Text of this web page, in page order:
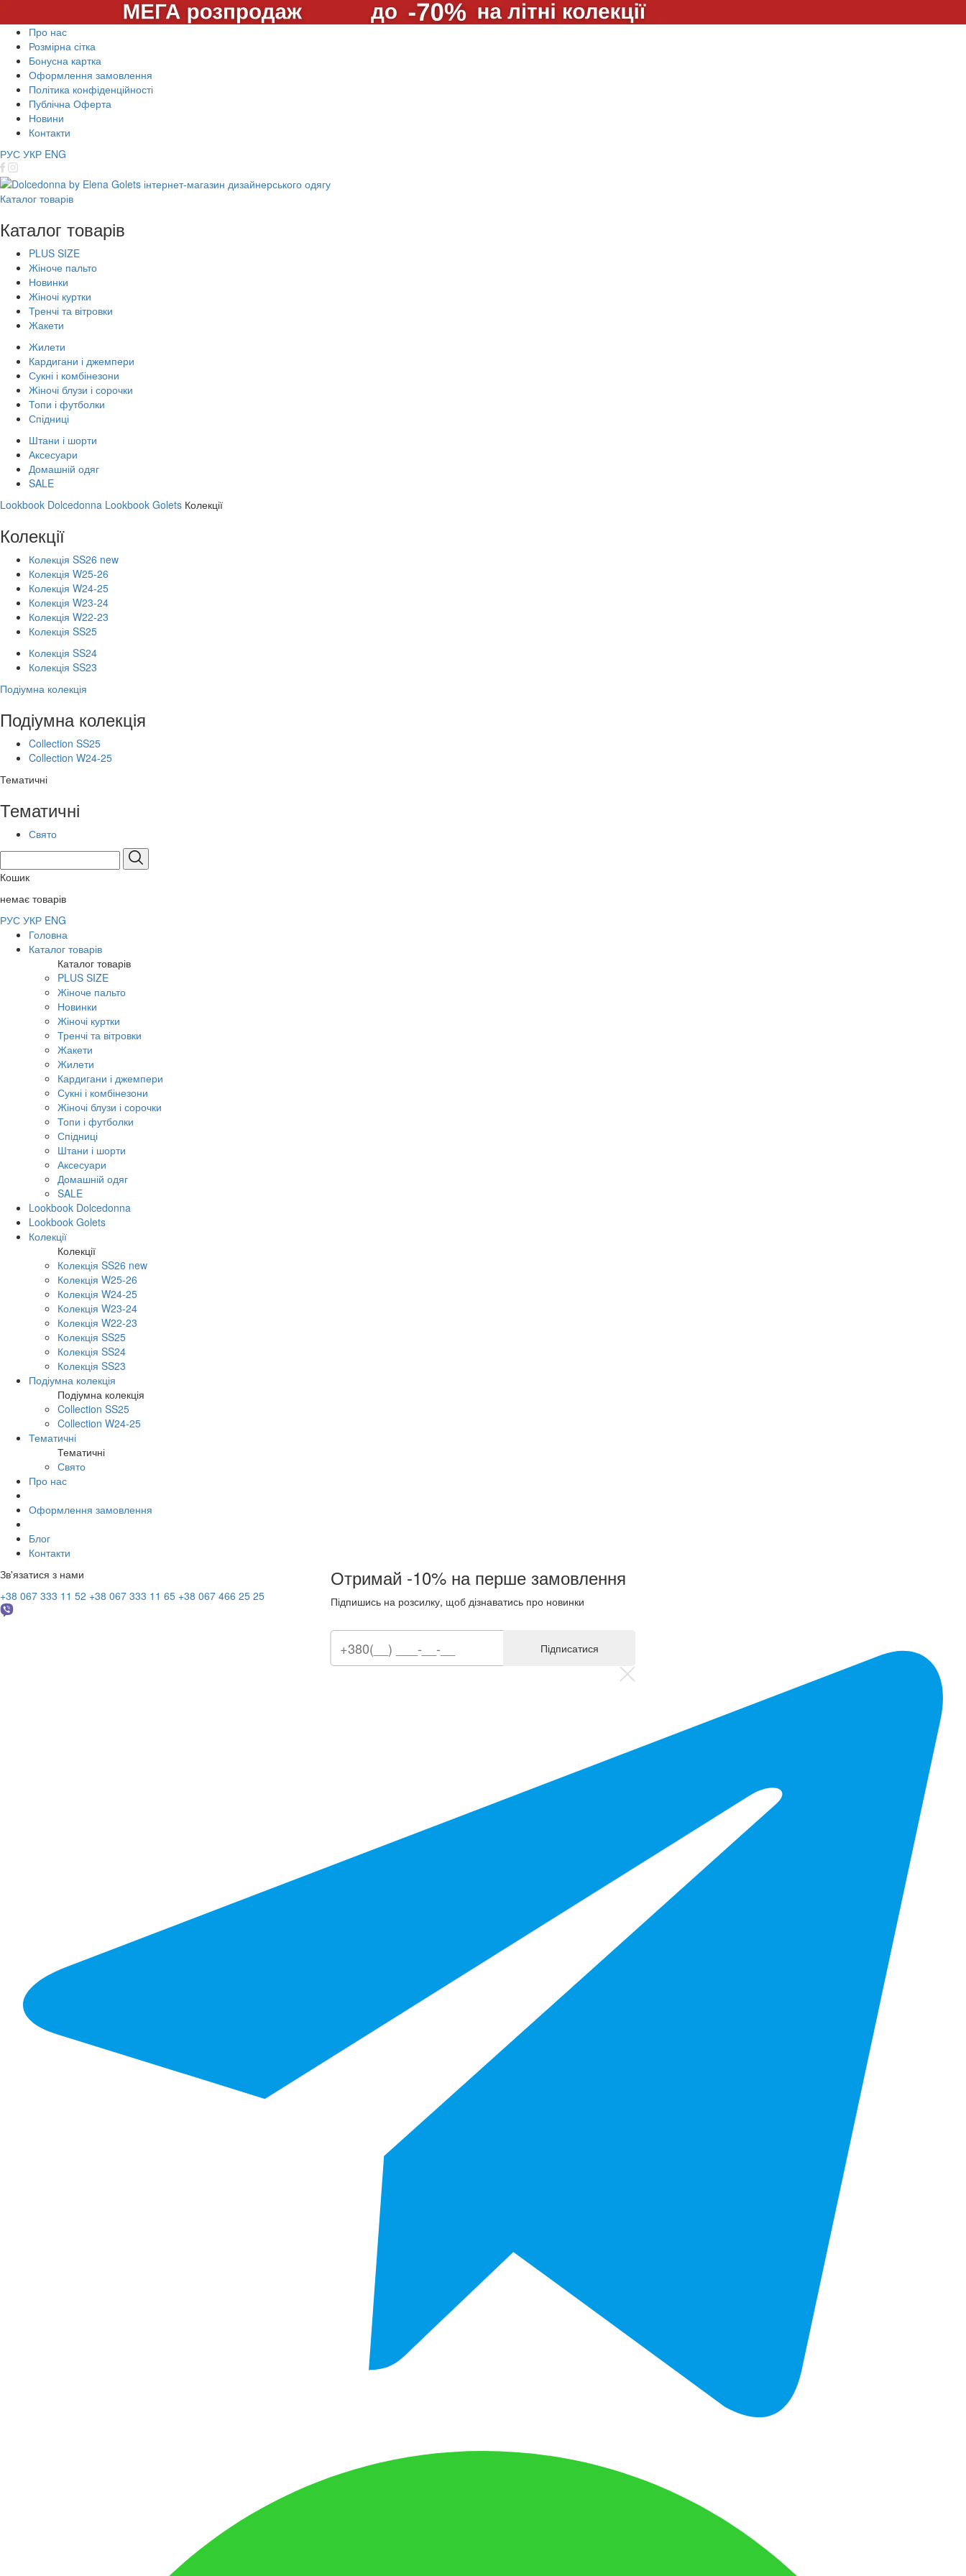
Про нас
Розмірна сітка
Бонусна картка
Оформлення замовлення
Політика конфіденційності
Публічна Оферта
Новини
Контакти
РУС УКР ENG
Каталог товарів
Каталог товарів
PLUS SIZE
Жіноче пальто
Новинки
Жіночі куртки
Тренчі та вітровки
Жакети
Жилети
Кардигани і джемпери
Сукні і комбінезони
Жіночі блузи і сорочки
Топи і футболки
Спідниці
Штани і шорти
Аксесуари
Домашній одяг
SALE
Lookbook Dolcedonna Lookbook Golets Колекції
Колекції
Колекція SS26 new
Колекція W25-26
Колекція W24-25
Колекція W23-24
Колекція W22-23
Колекція SS25
Колекція SS24
Колекція SS23
Подіумна колекція
Подіумна колекція
Collection SS25
Collection W24-25
Тематичні
Тематичні
Свято
Кошик
немає товарів
РУС УКР ENG
Головна
Каталог товарів
Каталог товарів
PLUS SIZE
Жіноче пальто
Новинки
Жіночі куртки
Тренчі та вітровки
Жакети
Жилети
Кардигани і джемпери
Сукні і комбінезони
Жіночі блузи і сорочки
Топи і футболки
Спідниці
Штани і шорти
Аксесуари
Домашній одяг
SALE
Lookbook Dolcedonna
Lookbook Golets
Колекції
Колекції
Колекція SS26 new
Колекція W25-26
Колекція W24-25
Колекція W23-24
Колекція W22-23
Колекція SS25
Колекція SS24
Колекція SS23
Подіумна колекція
Подіумна колекція
Collection SS25
Collection W24-25
Тематичні
Тематичні
Свято
Про нас
Оформлення замовлення
Блог
Контакти
Зв'язатися з нами
+38 067 333 11 52 +38 067 333 11 65 +38 067 466 25 25
Отримай -10% на перше замовлення
Підпишись на розсилку, щоб дізнаватись про новинки
Підписатися